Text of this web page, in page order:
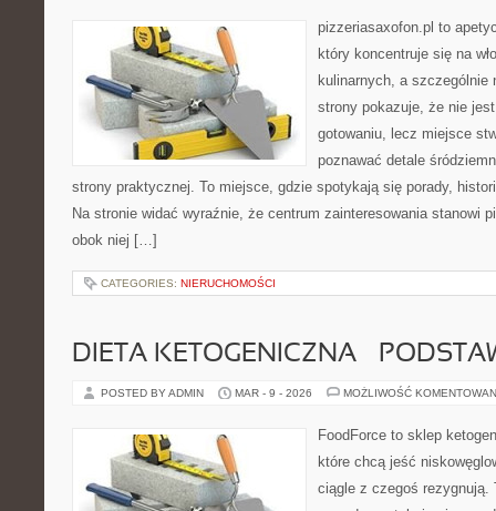
pizzeriasaxofon.pl to
który koncentruje się na
kulinarnych, a
strony pokazuje, że nie
gotowaniu, lecz miejsce
poznawać detale
strony praktycznej. To miejsce, gdzie spotykają się porady,
Na stronie widać wyraźnie, że centrum zainteresowania stanowi
obok niej […]
CATEGORIES: NIERUCHOMOŚCI
DIETA KETOGENICZNA –
POSTED BY ADMIN MAR - 9 - 2026 MOŻLIWOŚĆ
FoodForce to sklep
które chcą jeść
ciągle z czegoś rezygnują.